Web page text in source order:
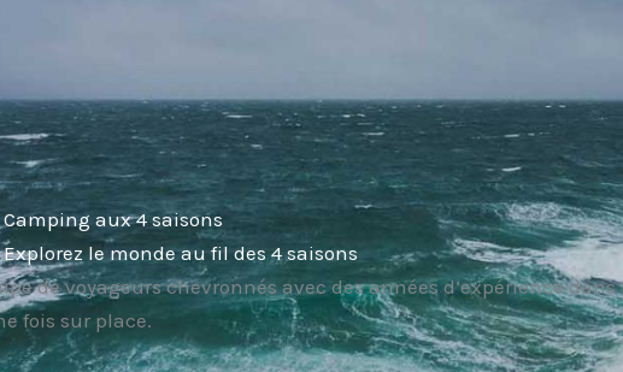
Camping aux 4 saisons
Explorez le monde au fil des 4 saisons
de voyageurs chevronnés avec des années d’expérience
fois sur place.